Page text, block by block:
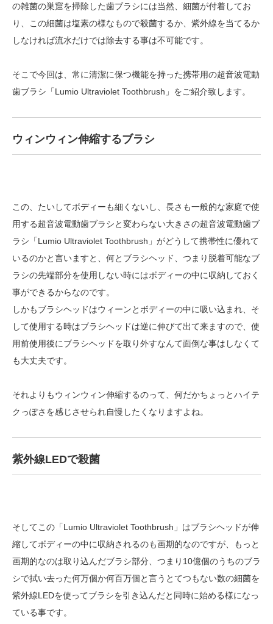
の雑菌の巣窟を掃除した歯ブラシには当然、細菌が付着してお
り、この細菌は塩素の様なもので殺菌するか、紫外線を当てるか
しなければ流水だけでは除去する事は不可能です。
そこで今回は、常に清潔に保つ機能を持った携帯用の超音波電動
歯ブラシ「Lumio Ultraviolet Toothbrush」をご紹介致します。
ウィンウィン伸縮するブラシ
この、たいしてボディーも細くないし、長さも一般的な家庭で使
用する超音波電動歯ブラシと変わらない大きさの超音波電動歯ブ
ラシ「Lumio Ultraviolet Toothbrush」がどうして携帯性に優れて
いるのかと言いますと、何とブラシヘッド、つまり脱着可能なブ
ラシの先端部分を使用しない時にはボディーの中に収納しておく
事ができるからなのです。
しかもブラシヘッドはウィーンとボディーの中に吸い込まれ、そ
して使用する時はブラシヘッドは逆に伸びて出て来ますので、使
用前使用後にブラシヘッドを取り外すなんて面倒な事はしなくて
も大丈夫です。
それよりもウィンウィン伸縮するのって、何だかちょっとハイテ
クっぽさを感じさせられ自慢したくなりますよね。
紫外線LEDで殺菌
そしてこの「Lumio Ultraviolet Toothbrush」はブラシヘッドが伸
縮してボディーの中に収納されるのも画期的なのですが、もっと
画期的なのは取り込んだブラシ部分、つまり10億個のうちのブラ
シで拭い去った何万個か何百万個と言うとてつもない数の細菌を
紫外線LEDを使ってブラシを引き込んだと同時に始める様になっ
ている事です。